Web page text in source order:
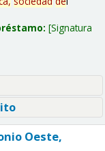
Signatura
Oeste,